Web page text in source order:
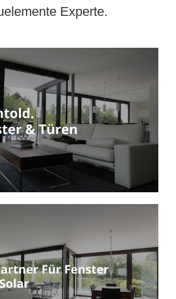
Experte.